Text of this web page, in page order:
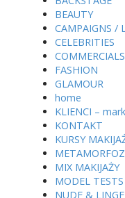
BEAUTY
CAMPAIGNS /
CELEBRITIES
FASHION
GLAMOUR
home
KLIENCI –
KONTAKT
KURSY
MIX MAKIJAŻY
MODEL TESTS
NUDE &